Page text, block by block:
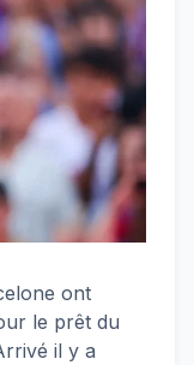
ont
le prêt du
il y a